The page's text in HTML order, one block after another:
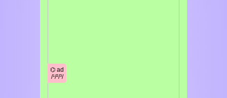
⌬ ad
/¹/²/³/